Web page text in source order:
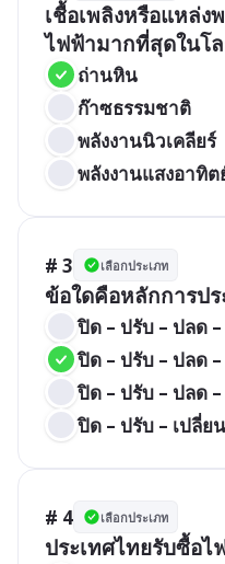
เชื้อเพลิงหรือแหล่
ไฟฟ้ามากที่สุดในโ
ถ่านหิน
ก๊าซธรรมชาติ
พลังงานนิวเคลียร์
พลังงานแสงอาทิต
# 3 เลือกประเภท
ข้อใดคือหลักการป
ปิด – ปรับ – ปลด
ปิด – ปรับ – ปลด
ปิด – ปรับ – ปลด
ปิด – ปรับ – เปลี่ย
# 4 เลือกประเภท
ประเทศไทยรับซื้อไ